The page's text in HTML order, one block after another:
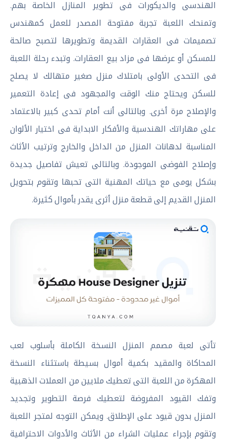
الهندسى والديكورات فى تطوير المنازل الخاصة بهم.
وتمنحك اللعبة تجربة مفتوحة المصدر للعمل كمهندس
تصميمات فى العقارات القديمة وتطويرها لتصبح صالحة
للمسكن أو عرضها فى مزاد بيع العقارات. وتبدء رحلة اللعبة
فى التحدى الأولى بامتلاك منزل صغير متهالك لا يصلح
للسكن ويحتاج منك الوقت والمجهود فى إعادة التعمير
والإصلاح مرة أخرى. وبالتالى أنت أمام تحدى كبير بالاعتماد
على مهاراتك الهندسية والأفكار الابداية فى اختيار الألوان
المناسبة لدهانات المنزل من الداخل والخارج وترتيب الأثاث
وإصلاح الفوضى الموجودة. وبالتالى تعيش تفاصيل جديدة
بشكل يومى مع حياتك المهنية التى تحبها وتقوم بتحويل
المنزل القديم إلى قطعة منزل أثرى يقدر بأموال كثيرة.
تأتى لعبة مصمم المنزل النسخة الكاملة بأسلوب لعب
المحاكاة والمقيد بكمية أموال بسيطة باستثناء النسخة
المهكرة من اللعبة التى تعطيك ملايين من العملات الذهبية
وتفك القيود المفروضة لتعطيك فرصة التطوير وتجديد
المنزل بدون قيود على الإطلاق. ويمكن التوجه لمتجر اللعبة
وتقوم بإجراء عمليات الشراء من الأثاث والأدوات الاحترافية